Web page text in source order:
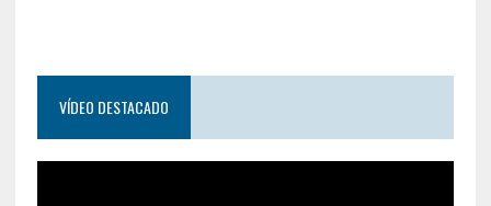
VÍDEO DESTACADO